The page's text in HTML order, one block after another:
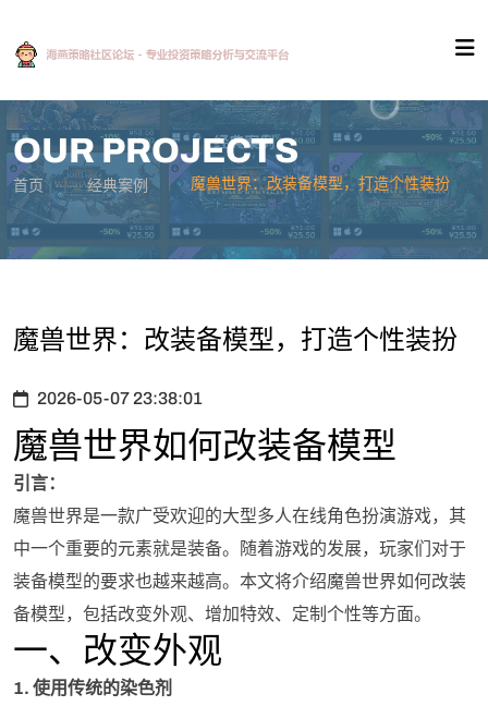
OUR PROJECTS
首页 经典案例 魔兽世界：改装备模型，打造个性装扮
魔兽世界：改装备模型，打造个性装扮
2026-05-07 23:38:01
魔兽世界如何改装备模型
引言：
魔兽世界是一款广受欢迎的大型多人在线角色扮演游戏，其
中一个重要的元素就是装备。随着游戏的发展，玩家们对于
装备模型的要求也越来越高。本文将介绍魔兽世界如何改装
备模型，包括改变外观、增加特效、定制个性等方面。
一、改变外观
1. 使用传统的染色剂